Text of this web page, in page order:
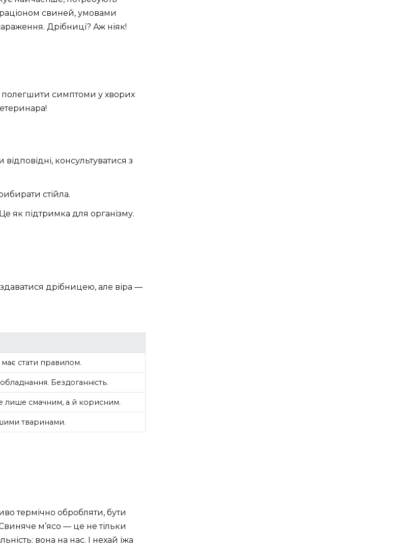
свиней, умовами
Дрібниці? Аж ніяк!
симптоми у хворих
консультуватися з
стійла.
як підтримка для організму.
дрібницею, але віра —
стати правилом.
Бездоганність.
лише смачним, а й корисним.
тваринами.
термічно обробляти, бути
м’ясо — це не тільки
вона на нас. І нехай їжа